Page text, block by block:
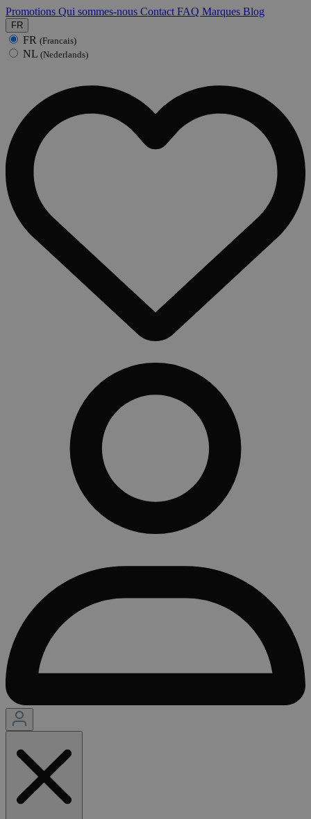
Promotions Qui sommes-nous Contact FAQ Marques Blog
FR
FR (Francais)
NL (Nederlands)